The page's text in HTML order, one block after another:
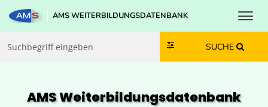
Zum Inhalt springen
Zum Navmenü springen
Zur Suche springen
Zur Footer springen
AMS WEITERBILDUNGSDATENBANK
SUCHE
AMS Weiterbildungs­datenbank